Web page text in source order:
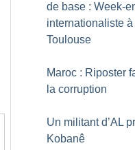
de base : Week-
internationaliste à
Toulouse
Maroc : Riposter
la corruption
Un militant d’AL
Kobanê